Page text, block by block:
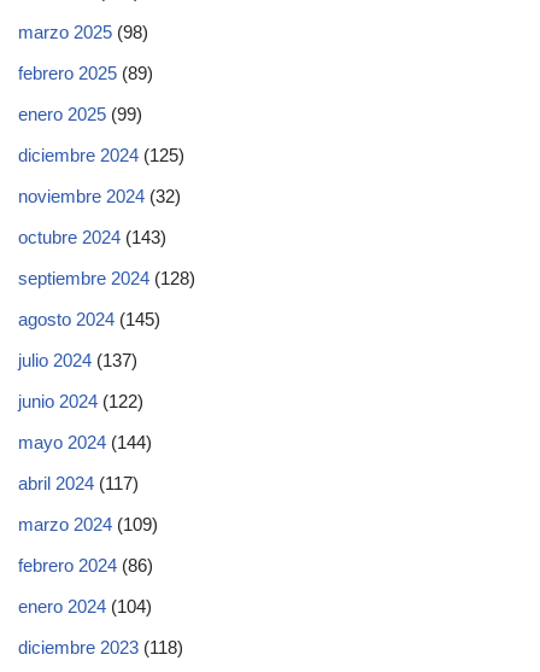
marzo 2025 (98)
febrero 2025 (89)
enero 2025 (99)
diciembre 2024 (125)
noviembre 2024 (32)
octubre 2024 (143)
septiembre 2024 (128)
agosto 2024 (145)
julio 2024 (137)
junio 2024 (122)
mayo 2024 (144)
abril 2024 (117)
marzo 2024 (109)
febrero 2024 (86)
enero 2024 (104)
diciembre 2023 (118)